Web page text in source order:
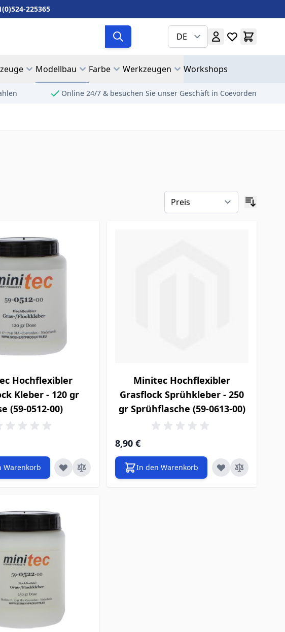
225365
DE
Modellbau Farbe Werkzeugen Workshops
Online 24/7 & besuchen Sie unser Geschäft in Coevorden
Hochflexibler
Kleber - 120 gr
(59-0512-00)
Warenkorb
Minitec Hochflexibler
Grasflock Sprühkleber - 250
gr Sprühflasche (59-0613-00)
8,90 €
In den Warenkorb